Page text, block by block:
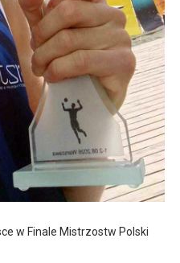
w Finale Mistrzostw Polski